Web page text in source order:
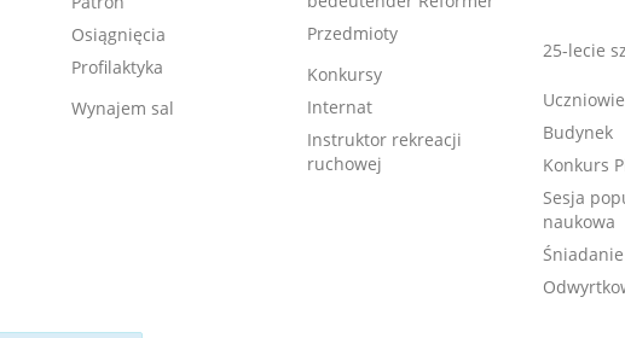
Osiągnięcia
Profilaktyka
Wynajem sal
Przedmioty
Konkursy
Internat
Instruktor rekreacji
ruchowej
25-lecie
Uczniowie
Budynek
Konkurs
Sesja
naukowa